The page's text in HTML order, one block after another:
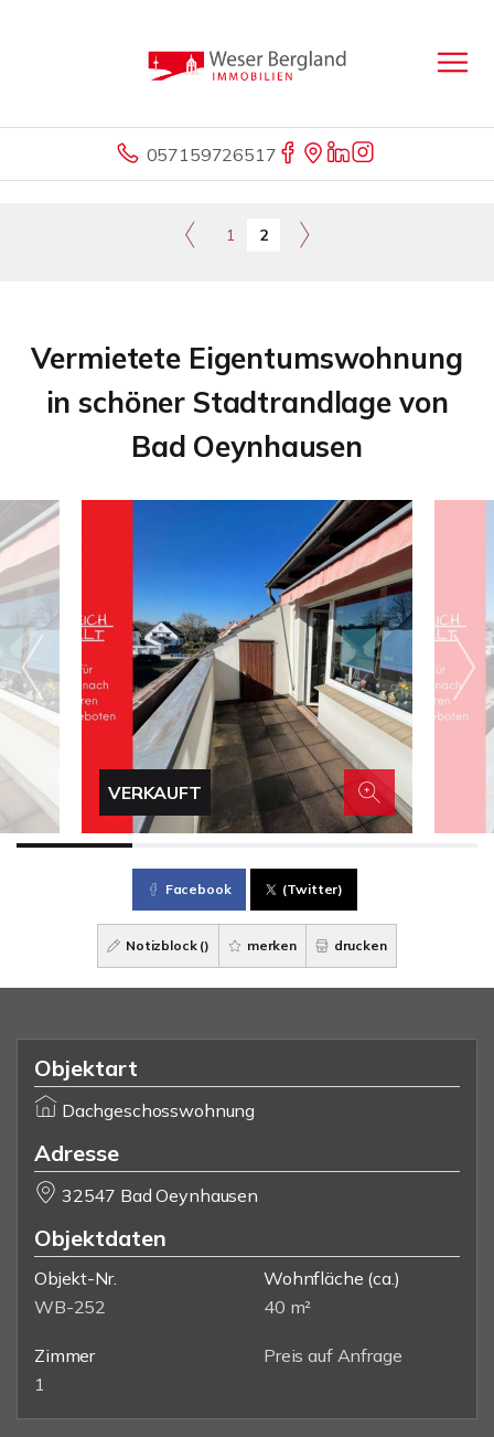
057159726517
1 2
Vermietete Eigentumswohnung
in schöner Stadtrandlage von
Bad Oeynhausen
VERKAUFT
Facebook (Twitter)
Notizblock () merken drucken
Objektart
Dachgeschosswohnung
Adresse
32547 Bad Oeynhausen
Objektdaten
Objekt-Nr.
WB-252
Wohnfläche (ca.)
40 m²
Zimmer
1
Preis auf Anfrage